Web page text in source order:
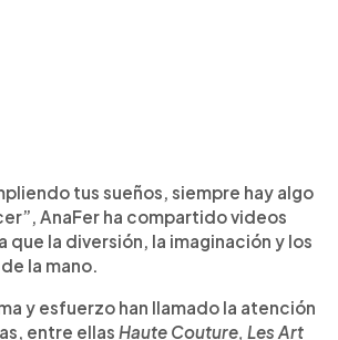
tus sueños, siempre hay algo
AnaFer ha compartido videos
la diversión, la imaginación y los
la mano.
y esfuerzo han llamado la atención
entre ellas Haute Couture, Les Art